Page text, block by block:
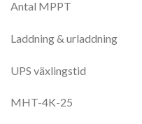
Antal MPPT
Laddning & urladdning
UPS växlingstid
MHT-4K-25